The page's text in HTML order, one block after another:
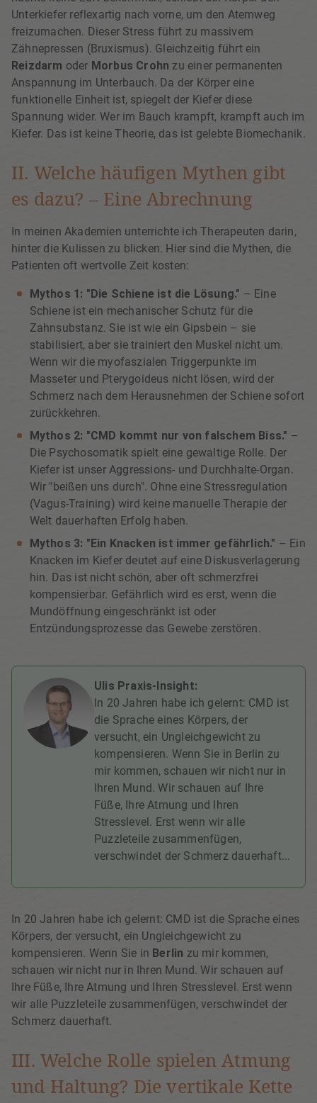
Unterkiefer reflexartig nach vorne, um den Atemweg
freizumachen. Dieser Stress führt zu massivem
Zähnepressen (Bruxismus). Gleichzeitig führt ein
Reizdarm oder Morbus Crohn zu einer permanenten
Anspannung im Unterbauch. Da der Körper eine
funktionelle Einheit ist, spiegelt der Kiefer diese
Spannung wider. Wer im Bauch krampft, krampft auch im
Kiefer. Das ist keine Theorie, das ist gelebte Biomechanik.
II. Welche häufigen Mythen gibt
es dazu? – Eine Abrechnung
In meinen Akademien unterrichte ich Therapeuten darin,
hinter die Kulissen zu blicken. Hier sind die Mythen, die
Patienten oft wertvolle Zeit kosten:
Mythos 1: "Die Schiene ist die Lösung." – Eine
Schiene ist ein mechanischer Schutz für die
Zahnsubstanz. Sie ist wie ein Gipsbein – sie
stabilisiert, aber sie trainiert den Muskel nicht um.
Wenn wir die myofaszialen Triggerpunkte im
Masseter und Pterygoideus nicht lösen, wird der
Schmerz nach dem Herausnehmen der Schiene sofort
zurückkehren.
Mythos 2: "CMD kommt nur von falschem Biss." –
Die Psychosomatik spielt eine gewaltige Rolle. Der
Kiefer ist unser Aggressions- und Durchhalte-Organ.
Wir "beißen uns durch". Ohne eine Stressregulation
(Vagus-Training) wird keine manuelle Therapie der
Welt dauerhaften Erfolg haben.
Mythos 3: "Ein Knacken ist immer gefährlich." – Ein
Knacken im Kiefer deutet auf eine Diskusverlagerung
hin. Das ist nicht schön, aber oft schmerzfrei
kompensierbar. Gefährlich wird es erst, wenn die
Mundöffnung eingeschränkt ist oder
Entzündungsprozesse das Gewebe zerstören.
Ulis Praxis-Insight:
In 20 Jahren habe ich gelernt: CMD ist
die Sprache eines Körpers, der
versucht, ein Ungleichgewicht zu
kompensieren. Wenn Sie in Berlin zu
mir kommen, schauen wir nicht nur in
Ihren Mund. Wir schauen auf Ihre
Füße, Ihre Atmung und Ihren
Stresslevel. Erst wenn wir alle
Puzzleteile zusammenfügen,
verschwindet der Schmerz dauerhaft...
In 20 Jahren habe ich gelernt: CMD ist die Sprache eines
Körpers, der versucht, ein Ungleichgewicht zu
kompensieren. Wenn Sie in Berlin zu mir kommen,
schauen wir nicht nur in Ihren Mund. Wir schauen auf
Ihre Füße, Ihre Atmung und Ihren Stresslevel. Erst wenn
wir alle Puzzleteile zusammenfügen, verschwindet der
Schmerz dauerhaft.
III. Welche Rolle spielen Atmung
und Haltung? Die vertikale Kette